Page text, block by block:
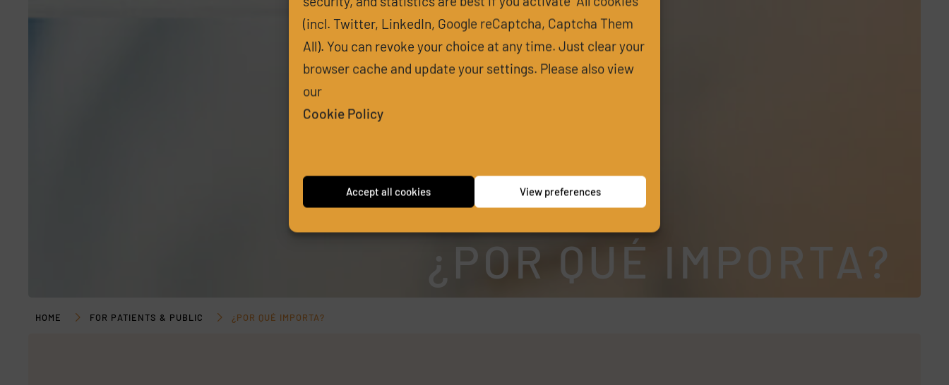
(incl. Twitter, LinkedIn, Google reCaptcha, Captcha Them
All). You can revoke your choice at any time. Just clear your
browser cache and update your settings. Please also view
our
Cookie Policy
Accept all cookies View preferences
¿POR QUÉ IMPORTA?
HOME FOR PATIENTS & PUBLIC ¿POR QUÉ IMPORTA?